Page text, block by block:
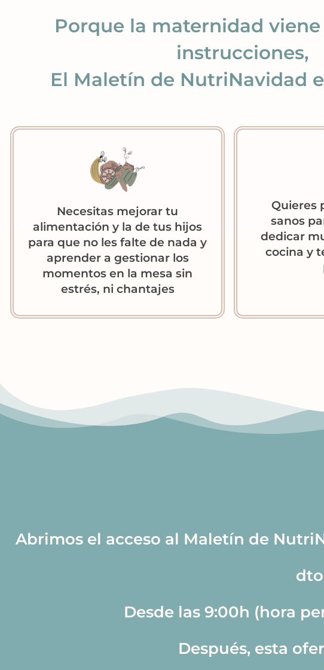
Porque la maternidad
instrucciones,
El Maletín de NutriNavidad
Necesitas mejorar tu
alimentación y la de tus hijos
para que no les falte de nada y
aprender a gestionar los
momentos en la mesa sin
estrés, ni chantajes
Quieres
sanos
dedicar
cocina y
Abrimos el acceso al Maletín de
dto
Desde las 9:00h (hora
Después, esta